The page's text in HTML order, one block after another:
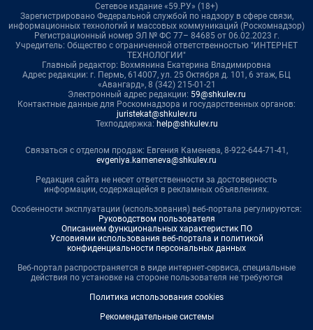
Сетевое издание «59.РУ» (18+)
Зарегистрировано Федеральной службой по надзору в сфере связи,
информационных технологий и массовых коммуникаций (Роскомнадзор)
Регистрационный номер ЭЛ № ФС 77– 84685 от 06.02.2023 г.
Учредитель: Общество с ограниченной ответственностью "ИНТЕРНЕТ
ТЕХНОЛОГИИ"
Главный редактор: Вохмянина Екатерина Владимировна
Адрес редакции: г. Пермь, 614007, ул. 25 Октября д. 101, 6 этаж, БЦ
«Авангард», 8 (342) 215-01-21
Электронный адрес редакции: 59@shkulev.ru
Контактные данные для Роскомнадзора и государственных органов:
juristekat@shkulev.ru
Техподдержка: help@shkulev.ru
Связаться с отделом продаж: Евгения Каменева, 8-922-644-71-41,
evgeniya.kameneva@shkulev.ru
Редакция сайта не несет ответственности за достоверность
информации, содержащейся в рекламных объявлениях.
Особенности эксплуатации (использования) веб-портала регулируются:
Руководством пользователя
Описанием функциональных характеристик ПО
Условиями использования веб-портала и политикой
конфиденциальности персональных данных
Веб-портал распространяется в виде интернет-сервиса, специальные
действия по установке на стороне пользователя не требуются
Политика использования cookies
Рекомендательные системы